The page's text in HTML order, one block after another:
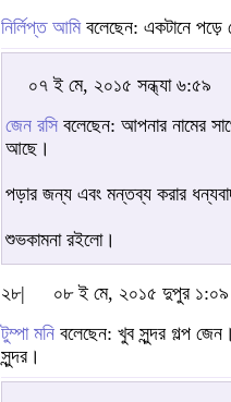
নির্লিপ্ত আমিবলেছেন: একটানে পড়ে
০৭ ই মে, ২০১৫ সন্ধ্যা ৬:৫৯
জেন রসি বলেছেন: আপনার নামের
আছে।
পড়ার জন্য এবং মন্তব্য করার
শুভকামনা রইলো।
২৮|
০৮ ই মে, ২০১৫ দুপুর ১:০৯
টুম্পা মনি বলেছেন: খুব সুন্দর গল্প
সুন্দর।